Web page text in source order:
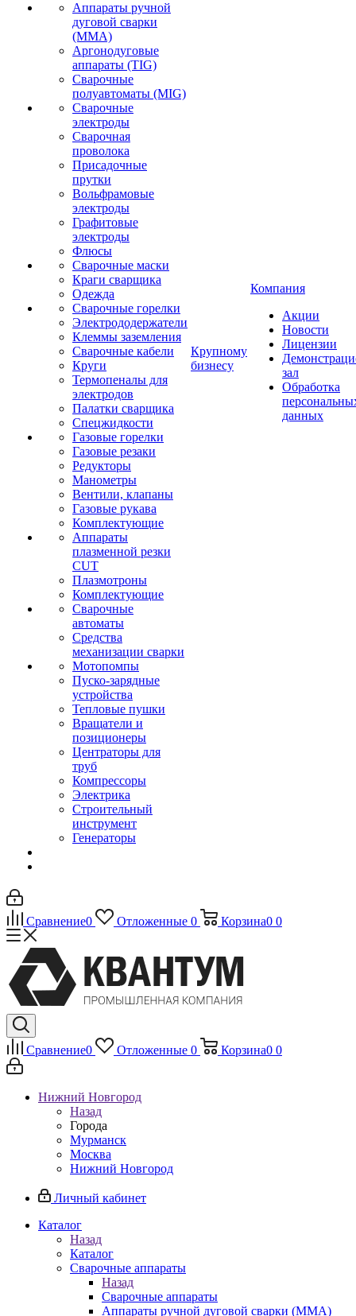
Аппараты ручной
дуговой сварки
(MMA)
Аргонодуговые
аппараты (TIG)
Сварочные
полуавтоматы (MIG)
Сварочные
электроды
Сварочная
проволока
Присадочные
прутки
Вольфрамовые
электроды
Графитовые
электроды
Флюсы
Сварочные маски
Краги сварщика
Одежда
Сварочные горелки
Электрододержатели
Клеммы заземления
Сварочные кабели
Круги
Термопеналы для
электродов
Палатки сварщика
Спецжидкости
Газовые горелки
Газовые резаки
Редукторы
Манометры
Вентили, клапаны
Газовые рукава
Комплектующие
Аппараты
плазменной резки
CUT
Плазмотроны
Комплектующие
Сварочные
автоматы
Средства
механизации сварки
Мотопомпы
Пуско-зарядные
устройства
Тепловые пушки
Вращатели и
позиционеры
Центраторы для
труб
Компрессоры
Электрика
Строительный
инструмент
Генераторы
Крупному
бизнесу
Компания
Акции
Новости
Лицензии
зал
Обработка
данных
Сравнение0 Отложенные 0 Корзина0 0
Сравнение0 Отложенные 0 Корзина0 0
Нижний Новгород
Назад
Города
Мурманск
Москва
Нижний Новгород
Личный кабинет
Каталог
Назад
Каталог
Сварочные аппараты
Назад
Сварочные аппараты
Аппараты ручной дуговой сварки (MMA)